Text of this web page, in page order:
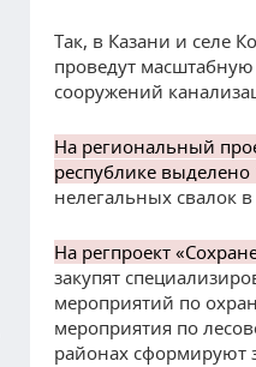
Так, в Казани и селе
проведут
сооружений
На региональный
республике
нелегальных свалок
На регпроект
закупят
мероприятий по
мероприятия по
районах сформируют